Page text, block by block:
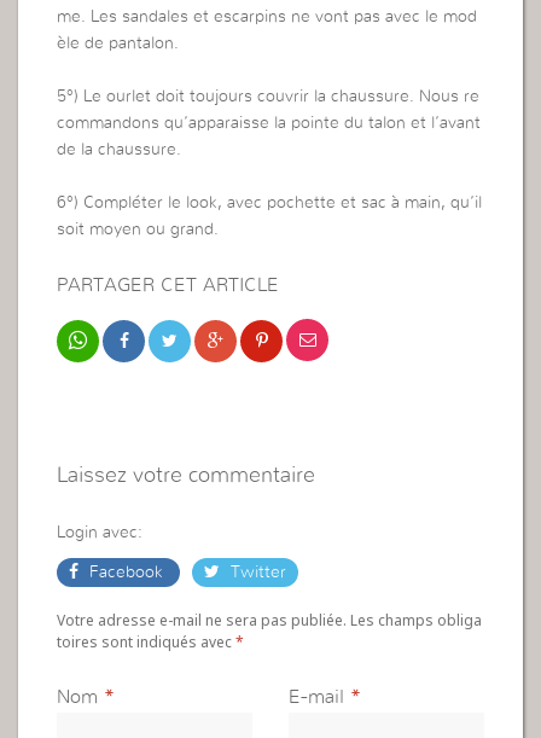
me. Les sandales et escarpins ne vont pas avec le mod
èle de pantalon.
5°) Le ourlet doit toujours couvrir la chaussure. Nous re
commandons qu’apparaisse la pointe du talon et l’avant
de la chaussure.
6°) Compléter le look, avec pochette et sac à main, qu’il
soit moyen ou grand.
PARTAGER CET ARTICLE
Laissez votre commentaire
Login avec:
Facebook Twitter
Votre adresse e-mail ne sera pas publiée. Les champs obliga
toires sont indiqués avec*
Nom * E-mail *